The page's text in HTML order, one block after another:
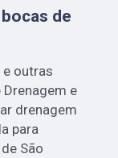
de
outras
e
drenagem
para
São